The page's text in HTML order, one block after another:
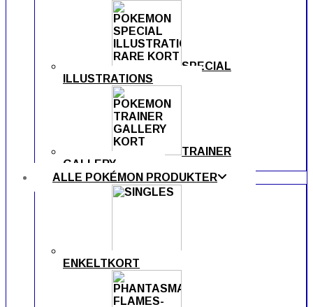
SPECIAL
ILLUSTRATIONS
TRAINER
GALLERY
ALLE POKÉMON PRODUKTER
ENKELTKORT